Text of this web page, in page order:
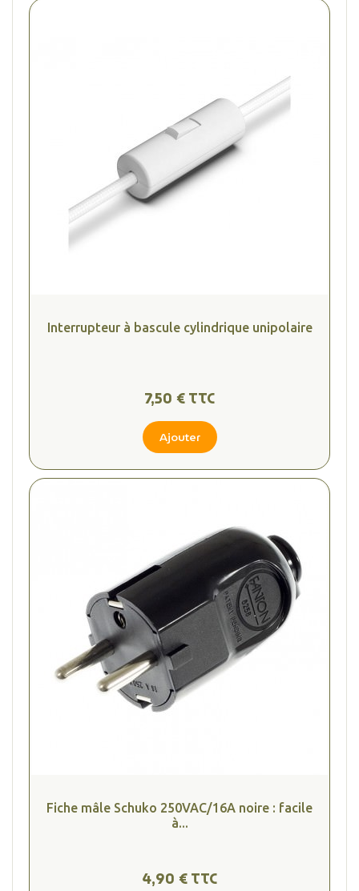
Interrupteur à bascule cylindrique unipolaire
7,50 € TTC
Ajouter
Fiche mâle Schuko 250VAC/16A noire : facile
à...
4,90 € TTC